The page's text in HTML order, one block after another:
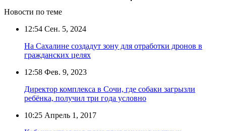
Новости по теме
12:54 Сен. 5, 2024
На Сахалине создадут зону для отработки дронов в
гражданских целях
12:58 Фев. 9, 2023
Директор комплекса в Сочи, где собаки загрызли
ребёнка, получил три года условно
10:25 Апрель 1, 2017